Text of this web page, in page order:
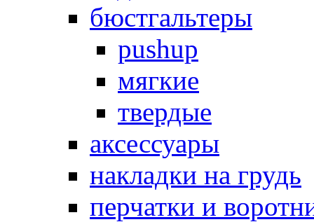
бюстгальтеры
pushup
мягкие
твердые
аксессуары
накладки на грудь
перчатки и